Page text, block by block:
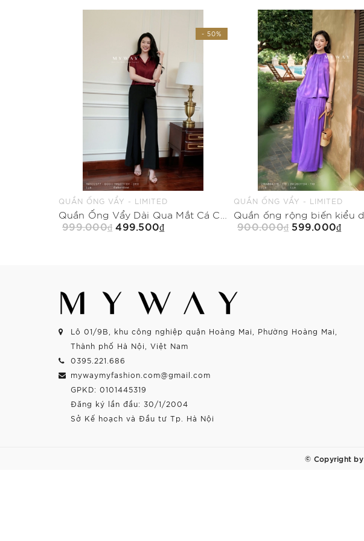
- 50%
QUẦN ỐNG VẨY - LIMITED
999.000₫ 499.500₫
QUẦN ỐNG VẨY - LIMITED
900.000₫ 599.000₫
Lô 01/9B, khu công nghiệp quận Hoàng Mai, Phường Hoàng Mai,
Thành phố Hà Nội, Việt Nam
0395.221.686
mywaymyfashion.com@gmail.com
GPKD: 0101445319
Đăng ký lần đầu: 30/1/2004
Sở Kế hoạch và Đầu tư Tp. Hà Nội
© Copyright by